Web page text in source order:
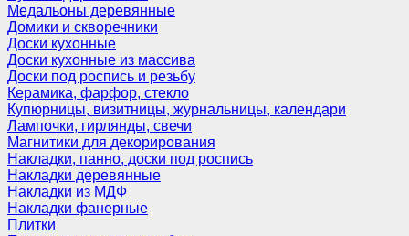
Медальоны деревянные
Домики и скворечники
Доски кухонные
Доски кухонные из массива
Доски под роспись и резьбу
Керамика, фарфор, стекло
Купюрницы, визитницы, журнальницы, календари
Лампочки, гирлянды, свечи
Магнитики для декорирования
Накладки, панно, доски под роспись
Накладки деревянные
Накладки из МДФ
Накладки фанерные
Плитки